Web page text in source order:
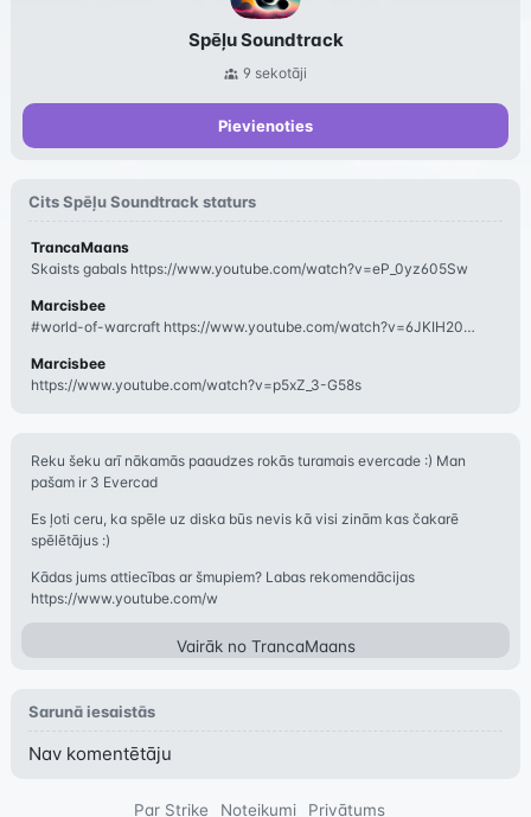
Spēļu Soundtrack
9 sekotāji
Pievienoties
CitsSpēļu Soundtrack staturs
TrancaMaans
Skaists gabals https://www.youtube.com/watch?v=eP_0yz605Sw
Marcisbee
#world-of-warcraft https://www.youtube.com/watch?v=6JKIH20YQbk
Marcisbee
https://www.youtube.com/watch?v=p5xZ_3-G58s
Reku šeku arī nākamās paaudzes rokās turamais evercade :) Man
pašam ir 3 Evercad
Es ļoti ceru, ka spēle uz diska būs nevis kā visi zinām kas čakarē
spēlētājus :)
Kādas jums attiecības ar šmupiem? Labas rekomendācijas
https://www.youtube.com/w
Vairāk no TrancaMaans
Sarunā iesaistās
Nav komentētāju
Par Strike Noteikumi Privātums